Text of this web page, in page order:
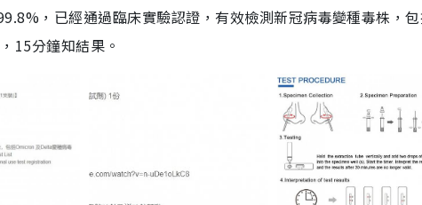
，已經通過臨床實驗認證，有效檢測新冠病毒變種毒株，
15分鐘知結果。